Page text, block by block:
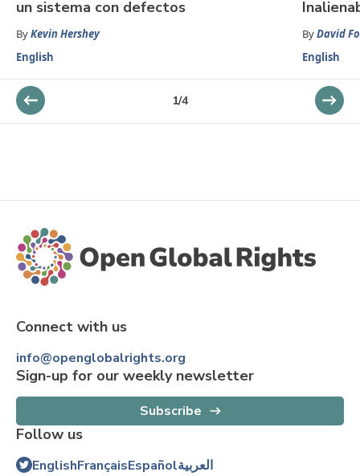
un sistema con defectos
ByKevin Hershey
English
ByDavid
English
1/4
Connect with us
info@openglobalrights.org
Sign-up for our weekly newsletter
Subscribe
Follow us
EnglishFrançaisEspañolالعربية